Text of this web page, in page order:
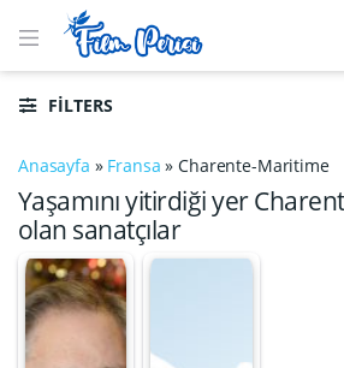
FILTERS
Anasayfa » Fransa »Charente-Maritime
Yaşamını yitirdiği yer
olan sanatçılar